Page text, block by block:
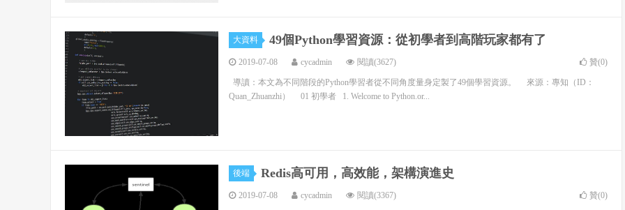
大資料 49個Python學習資源：從初學者到高階玩家都有了
2019-07-08 cycadmin 閱讀(3627) 贊(0)
導讀：本文為不同階段的Python學習者從不同角度量身定製了49個學習資源。 來源：專知（ID：
Quan_Zhuanzhi） 01 初學者 1. Welcome to Python.or...
後端 Redis高可用，高效能，架構演進史
2019-07-08 cycadmin 閱讀(3367) 贊(0)